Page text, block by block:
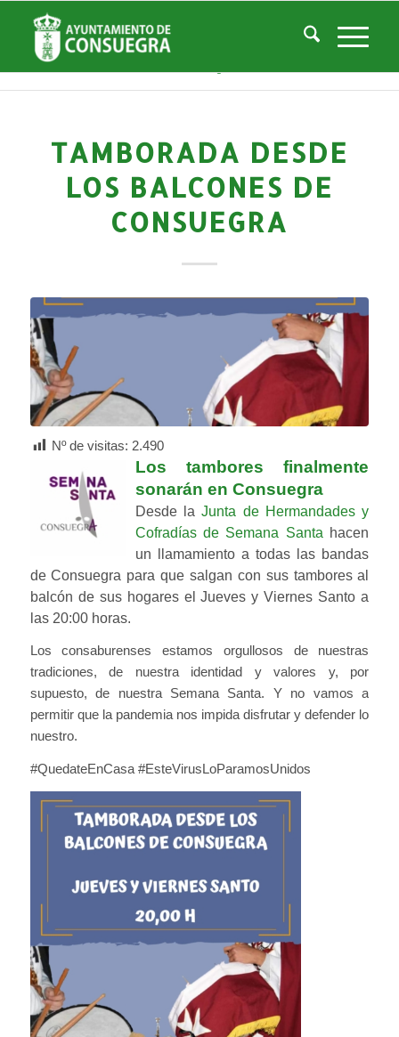
Noticias
Usted está aquí: Inicio / Noticias Cultura /
Actividades culturales y educativas
TAMBORADA DESDE
LOS BALCONES DE
CONSUEGRA
Nº de visitas: 2.490
Los tambores finalmente
sonarán en Consuegra
Desde laJunta de Hermandades y
Cofradías de Semana Santa hacen
un llamamiento a todas las bandas
de Consuegra para que salgan con sus tambores al
balcón de sus hogares el Jueves y Viernes Santo a
las 20:00 horas.
Los consaburenses estamos orgullosos de nuestras
tradiciones, de nuestra identidad y valores y, por
supuesto, de nuestra Semana Santa. Y no vamos a
permitir que la pandemia nos impida disfrutar y defender lo
nuestro.
#QuedateEnCasa #EsteVirusLoParamosUnidos